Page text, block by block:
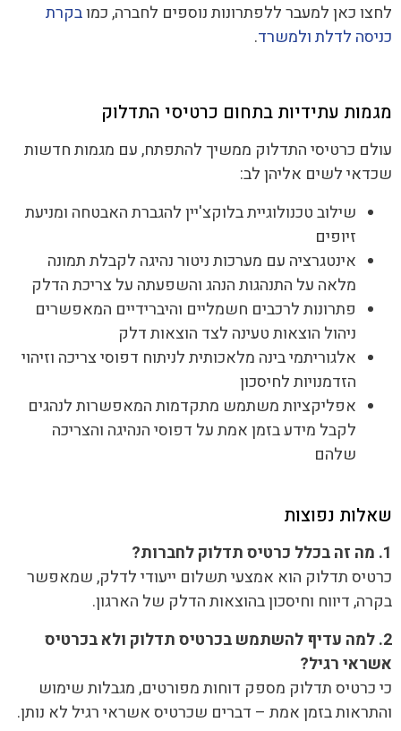
לחצו כאן למעבר ללפתרונות נוספים לחברה, כמובקרת
כניסה לדלת ולמשרד.
מגמות עתידיות בתחום כרטיסי התדלוק
עולם כרטיסי התדלוק ממשיך להתפתח, עם מגמות חדשות
שכדאי לשים אליהן לב:
שילוב טכנולוגיית בלוקצ'יין להגברת האבטחה ומניעת
זיופים
אינטגרציה עם מערכות ניטור נהיגה לקבלת תמונה
מלאה על התנהגות הנהג והשפעתה על צריכת הדלק
פתרונות לרכבים חשמליים והיברידיים המאפשרים
ניהול הוצאות טעינה לצד הוצאות דלק
אלגוריתמי בינה מלאכותית לניתוח דפוסי צריכה וזיהוי
הזדמנויות לחיסכון
אפליקציות משתמש מתקדמות המאפשרות לנהגים
לקבל מידע בזמן אמת על דפוסי הנהיגה והצריכה
שלהם
שאלות נפוצות
1. מה זה בכלל כרטיס תדלוק לחברות?
כרטיס תדלוק הוא אמצעי תשלום ייעודי לדלק, שמאפשר
בקרה, דיווח וחיסכון בהוצאות הדלק של הארגון.
2. למה עדיף להשתמש בכרטיס תדלוק ולא בכרטיס
אשראי רגיל?
כי כרטיס תדלוק מספק דוחות מפורטים, מגבלות שימוש
והתראות בזמן אמת – דברים שכרטיס אשראי רגיל לא נותן.